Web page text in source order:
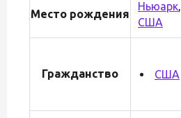
Место рождения
Ньюарк,
США
Гражданство США